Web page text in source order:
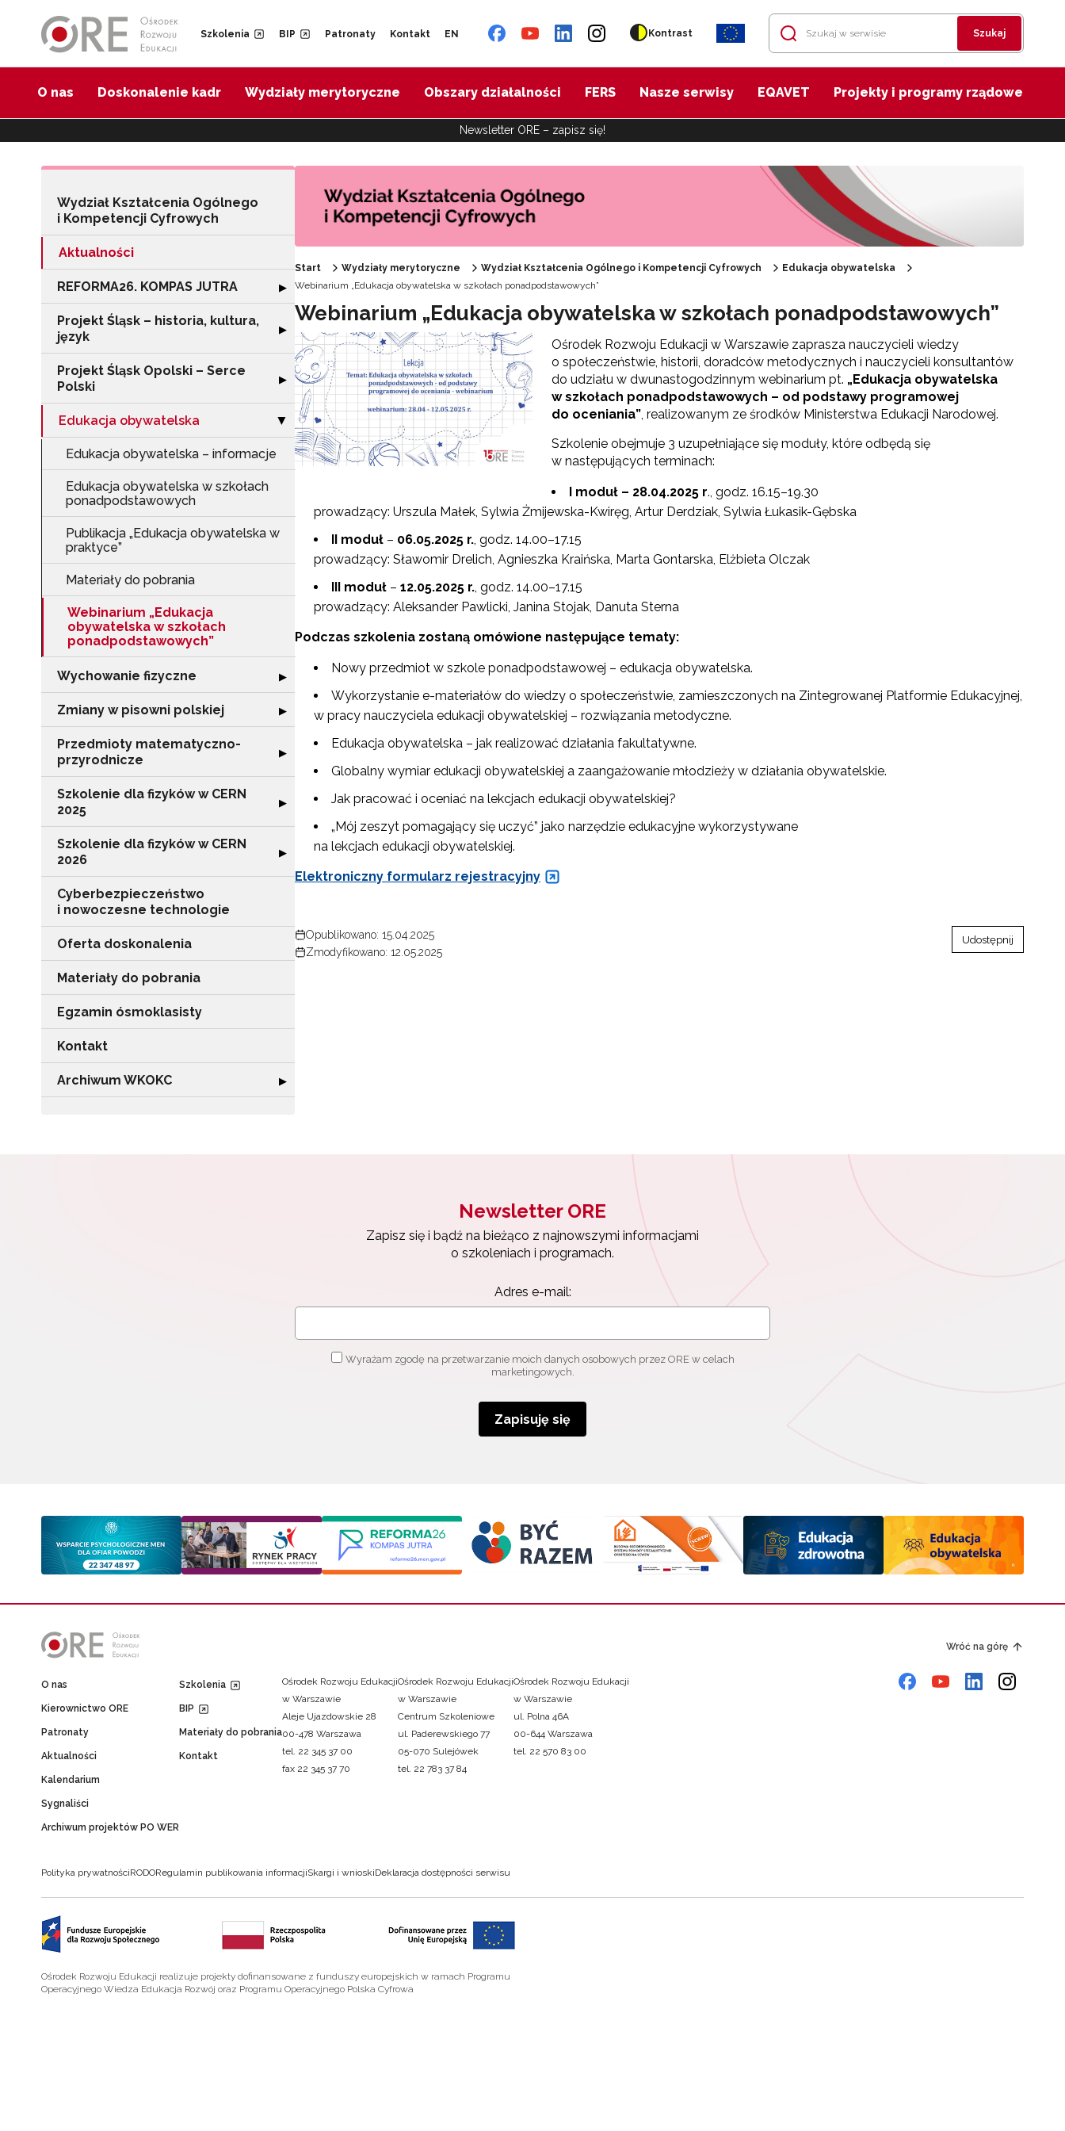
Szkolenia BIP Patronaty Kontakt EN Kontrast Szukaj
O nas Doskonalenie kadr Wydziały merytoryczne Obszary działalności FERS Nasze serwisy EQAVET Projekty i programy rządowe
Newsletter ORE – zapisz się!
Wydział Kształcenia Ogólnego
i Kompetencji Cyfrowych
Aktualności
REFORMA26. KOMPAS JUTRA Rozwiń sekcję "REFORMA26. KOMPAS JUTRA"
▶
Projekt Śląsk – historia, kultura,
język
Rozwiń sekcję "Projekt Śląsk – historia, kultura, język"
▶
Projekt Śląsk Opolski – Serce
Polski
Rozwiń sekcję "Projekt Śląsk Opolski – Serce Polski"
▶
Edukacja obywatelska Zwiń sekcję "Edukacja obywatelska"
▶
Edukacja obywatelska – informacje
Edukacja obywatelska w szkołach
ponadpodstawowych
Publikacja „Edukacja obywatelska w
praktyce”
Materiały do pobrania
Webinarium „Edukacja
obywatelska w szkołach
ponadpodstawowych”
Wychowanie fizyczne Rozwiń sekcję "Wychowanie fizyczne"
▶
Zmiany w pisowni polskiej Rozwiń sekcję "Zmiany w pisowni polskiej"
▶
Przedmioty matematyczno-
przyrodnicze
Rozwiń sekcję "Przedmioty matematyczno-przyrodnicze"
▶
Szkolenie dla fizyków w CERN
2025
Rozwiń sekcję "Szkolenie dla fizyków w CERN 2025"
▶
Szkolenie dla fizyków w CERN
2026
Rozwiń sekcję "Szkolenie dla fizyków w CERN 2026"
▶
Cyberbezpieczeństwo
i nowoczesne technologie
Oferta doskonalenia
Materiały do pobrania
Egzamin ósmoklasisty
Kontakt
Archiwum WKOKC Rozwiń sekcję "Archiwum WKOKC"
▶
Start Wydziały merytoryczne Wydział Kształcenia Ogólnego i Kompetencji Cyfrowych
Edukacja obywatelska
Webinarium „Edukacja obywatelska w szkołach ponadpodstawowych”
Webinarium „Edukacja obywatelska w szkołach ponadpodstawowych”
Ośrodek Rozwoju Edukacji w Warszawie zaprasza nauczycieli wiedzy
o społeczeństwie, historii, doradców metodycznych i nauczycieli konsultantów
do udziału w dwunastogodzinnym webinarium pt. „ Edukacja obywatelska
w szkołach ponadpodstawowych – od podstawy programowej
do oceniania”, realizowanym ze środków Ministerstwa Edukacji Narodowej.
Szkolenie obejmuje 3 uzupełniające się moduły, które odbędą się
w następujących terminach:
I moduł – 28.04.2025 r., godz. 16.15–19.30
prowadzący: Urszula Małek, Sylwia Żmijewska-Kwiręg, Artur Derdziak, Sylwia Łukasik-Gębska
II moduł – 06.05.2025 r., godz. 14.00–17.15
prowadzący: Sławomir Drelich, Agnieszka Kraińska, Marta Gontarska, Elżbieta Olczak
III moduł – 12.05.2025 r., godz. 14.00–17.15
prowadzący: Aleksander Pawlicki, Janina Stojak, Danuta Sterna
Podczas szkolenia zostaną omówione następujące tematy:
Nowy przedmiot w szkole ponadpodstawowej – edukacja obywatelska.
Wykorzystanie e-materiałów do wiedzy o społeczeństwie, zamieszczonych na Zintegrowanej Platformie Edukacyjnej,
w pracy nauczyciela edukacji obywatelskiej – rozwiązania metodyczne.
Edukacja obywatelska – jak realizować działania fakultatywne.
Globalny wymiar edukacji obywatelskiej a zaangażowanie młodzieży w działania obywatelskie.
Jak pracować i oceniać na lekcjach edukacji obywatelskiej?
„Mój zeszyt pomagający się uczyć” jako narzędzie edukacyjne wykorzystywane
na lekcjach edukacji obywatelskiej.
Elektroniczny formularz rejestracyjny
Opublikowano: 15.04.2025
Zmodyfikowano: 12.05.2025
Udostępnij
Newsletter ORE
Zapisz się i bądź na bieżąco z najnowszymi informacjami
o szkoleniach i programach.
Adres e-mail:
Wyrażam zgodę na przetwarzanie moich danych osobowych przez ORE w celach
marketingowych.
Zapisuję się
Wróć na górę
O nas
Kierownictwo ORE
Patronaty
Aktualności
Kalendarium
Sygnaliści
Archiwum projektów PO WER
Szkolenia
BIP
Materiały do pobrania
Kontakt
Ośrodek Rozwoju Edukacji
w Warszawie
Aleje Ujazdowskie 28
00-478 Warszawa
tel. 22 345 37 00
fax 22 345 37 70
Ośrodek Rozwoju Edukacji
w Warszawie
Centrum Szkoleniowe
ul. Paderewskiego 77
05-070 Sulejówek
tel. 22 783 37 84
Ośrodek Rozwoju Edukacji
w Warszawie
ul. Polna 46A
00-644 Warszawa
tel. 22 570 83 00
Polityka prywatnościRODORegulamin publikowania informacjiSkargi i wnioskiDeklaracja dostępności serwisu
Ośrodek Rozwoju Edukacji realizuje projekty dofinansowane z funduszy europejskich w ramach Programu
Operacyjnego Wiedza Edukacja Rozwój oraz Programu Operacyjnego Polska Cyfrowa
Newsletter ORE
Zapisz się i bądź na bieżąco z najnowszymi informacjami